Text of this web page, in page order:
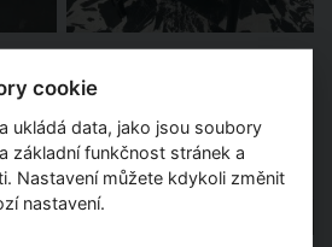
cookie
ukládá data, jako jsou soubory
základní funkčnost stránek a
Nastavení můžete kdykoli změnit
nastavení.